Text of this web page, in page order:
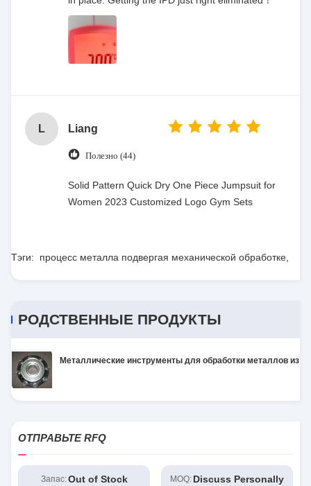
L Liang
Полезно (44)
Solid Pattern Quick Dry One Piece Jumpsuit for
Women 2023 Customized Logo Gym Sets
Тэги: процесс металла подвергая механической обработке,
механические инструменты металла
РОДСТВЕННЫЕ ПРОДУКТЫ
Металлические инструменты для обработки металлов из
ОТПРАВЬТЕ RFQ
Запас:Out of Stock MOQ: Discuss Personally